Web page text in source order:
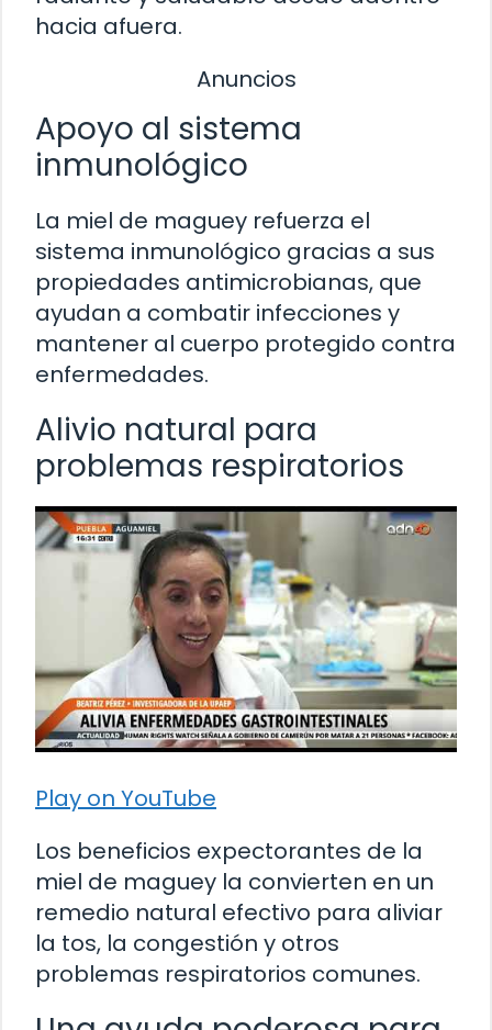
hacia afuera.
Anuncios
Apoyo al sistema
inmunológico
La miel de maguey refuerza el
sistema inmunológico gracias a sus
propiedades antimicrobianas, que
ayudan a combatir infecciones y
mantener al cuerpo protegido contra
enfermedades.
Alivio natural para
problemas respiratorios
Play on YouTube
Los beneficios expectorantes de la
miel de maguey la convierten en un
remedio natural efectivo para aliviar
la tos, la congestión y otros
problemas respiratorios comunes.